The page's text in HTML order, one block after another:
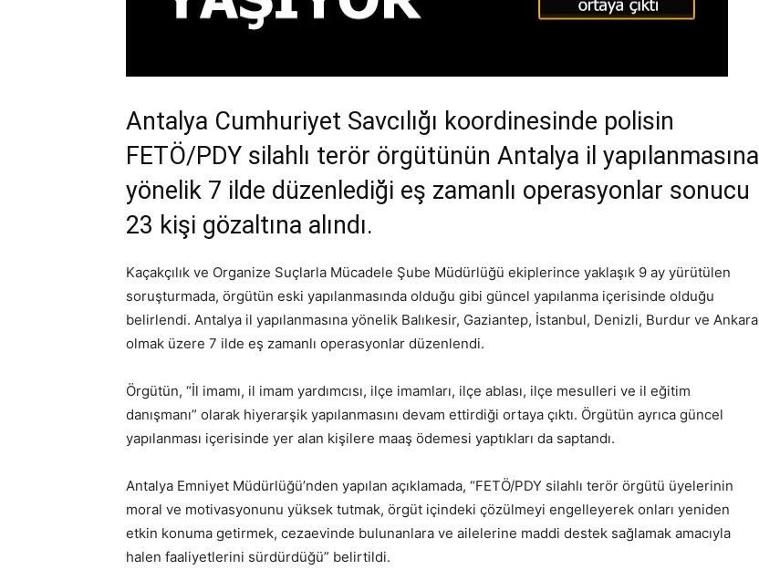
Antalya Cumhuriyet Savcılığı koordinesinde polisin
FETÖ/PDY silahlı terör örgütünün Antalya il yapılanmasına
yönelik 7 ilde düzenlediği eş zamanlı operasyonlar sonucu
23 kişi gözaltına alındı.
Kaçakçılık ve Organize Suçlarla Mücadele Şube Müdürlüğü ekiplerince yaklaşık 9 ay yürütülen
soruşturmada, örgütün eski yapılanmasında olduğu gibi güncel yapılanma içerisinde olduğu
belirlendi. Antalya il yapılanmasına yönelik Balıkesir, Gaziantep, İstanbul, Denizli, Burdur ve Ankara
olmak üzere 7 ilde eş zamanlı operasyonlar düzenlendi.
Örgütün, “İl imamı, il imam yardımcısı, ilçe imamları, ilçe ablası, ilçe mesulleri ve il eğitim
danışmanı” olarak hiyerarşik yapılanmasını devam ettirdiği ortaya çıktı. Örgütün ayrıca güncel
yapılanması içerisinde yer alan kişilere maaş ödemesi yaptıkları da saptandı.
Antalya Emniyet Müdürlüğü’nden yapılan açıklamada, “FETÖ/PDY silahlı terör örgütü üyelerinin
moral ve motivasyonunu yüksek tutmak, örgüt içindeki çözülmeyi engelleyerek onları yeniden
etkin konuma getirmek, cezaevinde bulunanlara ve ailelerine maddi destek sağlamak amacıyla
halen faaliyetlerini sürdürdüğü” belirtildi.